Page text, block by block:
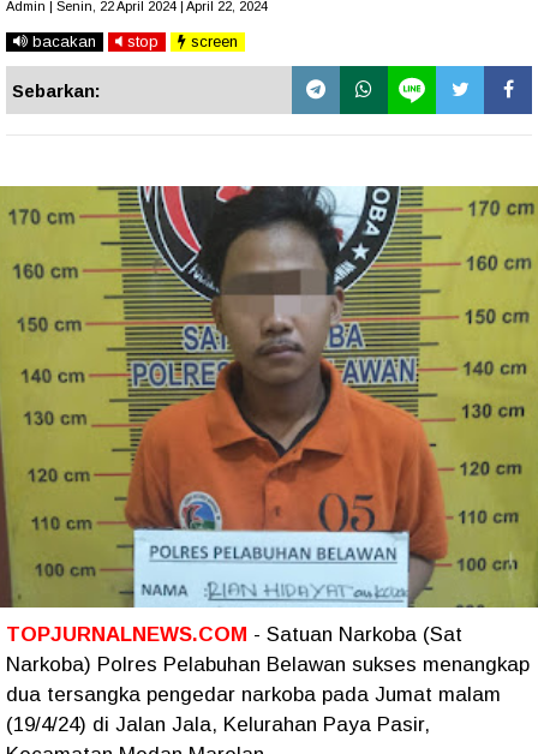
Admin | Senin, 22 April 2024 | April 22, 2024
bacakan stop screen
Sebarkan:
TOPJURNALNEWS.COM - Satuan Narkoba (Sat
Narkoba) Polres Pelabuhan Belawan sukses menangkap
dua tersangka pengedar narkoba pada Jumat malam
(19/4/24) di Jalan Jala, Kelurahan Paya Pasir,